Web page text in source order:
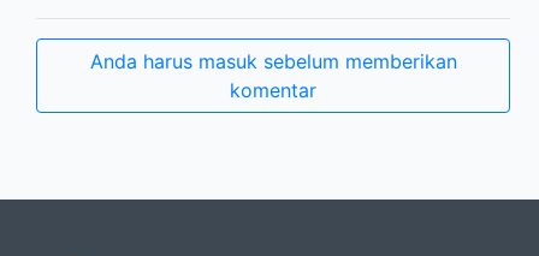
Anda harus masuk sebelum memberikan
komentar